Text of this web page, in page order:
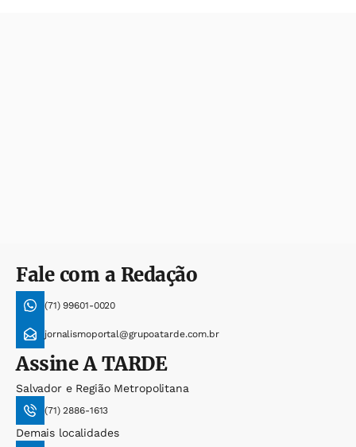
Fale com a Redação
(71) 99601-0020
jornalismoportal@grupoatarde.com.br
AssineA TARDE
Salvador e Região Metropolitana
(71) 2886-1613
Demais localidades